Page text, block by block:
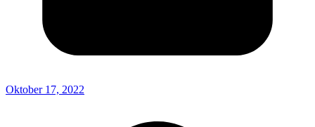
Oktober 17, 2022